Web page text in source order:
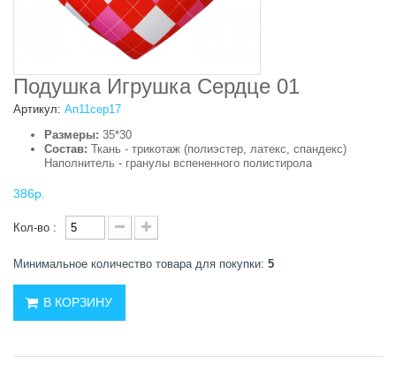
Подушка Игрушка Сердце 01
Артикул: Ап11сер17
Размеры: 35*30
Состав: Ткань - трикотаж (полиэстер, латекс, спандекс)
Наполнитель - гранулы вспененного полистирола
386р.
Кол-во :
Минимальное количество товара для покупки: 5
В КОРЗИНУ